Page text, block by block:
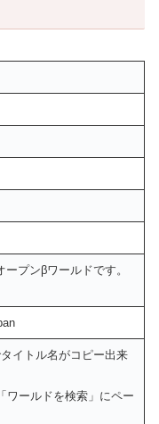
プンβワールドです。
イトル名がコピー出来
ワールドを検索」にペー